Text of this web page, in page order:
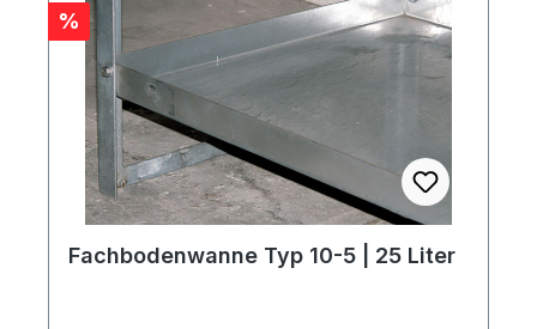
Rabatt
%
Fachbodenwanne Typ 10-5 | 25 Liter